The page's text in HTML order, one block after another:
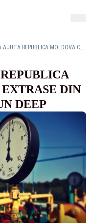
ROMÂNIA VA AJUTA REPUBLICA MOLDOVA CU GAZE EXTRASE DIN PERIMETRUL NEPTUN DEEP
DIN
DEEP